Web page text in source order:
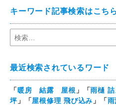
キーワード記事検索はこち
最近検索されているワード
「暖房 結露 屋根 」「雨樋 詰
坪」「屋根修理 飛び込み 」「